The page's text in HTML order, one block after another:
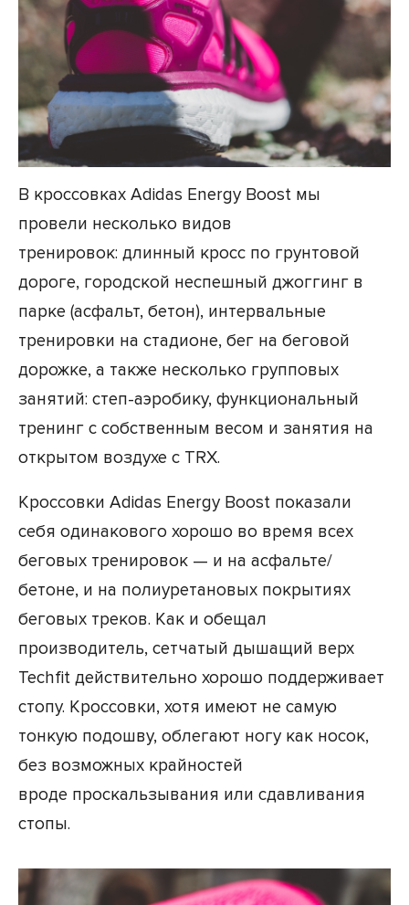
В кроссовках Adidas Energy Boost мы
провели несколько видов
тренировок: длинный кросс по грунтовой
дороге, городской неспешный джоггинг в
парке (асфальт, бетон), интервальные
тренировки на стадионе, бег на беговой
дорожке, а также несколько групповых
занятий: степ-аэробику, функциональный
тренинг с собственным весом и занятия на
открытом воздухе с TRX.
Кроссовки Adidas Energy Boost показали
себя одинакового хорошо во время всех
беговых тренировок — и на асфальте/
бетоне, и на полиуретановых покрытиях
беговых треков. Как и обещал
производитель, сетчатый дышащий верх
Techfit действительно хорошо поддерживает
стопу. Кроссовки, хотя имеют не самую
тонкую подошву, облегают ногу как носок,
без возможных крайностей
вроде проскальзывания или сдавливания
стопы.